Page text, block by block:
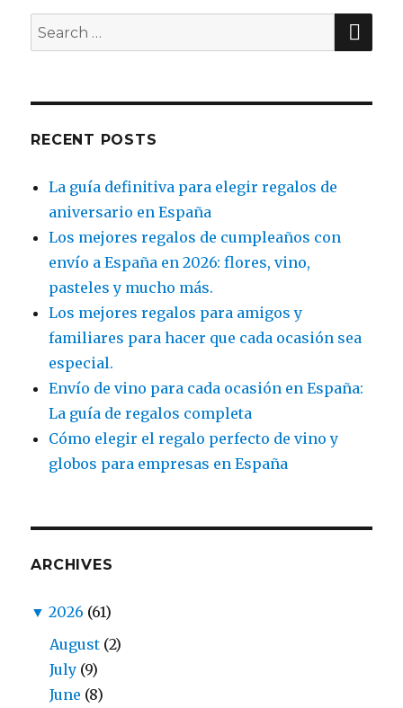
Search
for:
RECENT POSTS
La guía definitiva para elegir regalos de
aniversario en España
Los mejores regalos de cumpleaños con
envío a España en 2026: flores, vino,
pasteles y mucho más.
Los mejores regalos para amigos y
familiares para hacer que cada ocasión sea
especial.
Envío de vino para cada ocasión en España:
La guía de regalos completa
Cómo elegir el regalo perfecto de vino y
globos para empresas en España
ARCHIVES
▼ 2026 (61)
August (2)
July (9)
June (8)